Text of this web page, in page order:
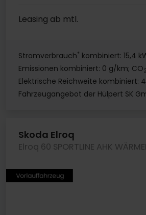
Leasing ab mtl.
Stromverbrauch* kombiniert: 15,4
Emissionen kombiniert: 0 g/km; CO2
Elektrische Reichweite kombiniert:
Fahrzeugangebot der Hülpert SK
Skoda Elroq